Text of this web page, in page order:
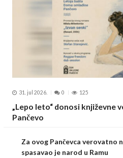
31. jul 2026. 0 125
„Lepo leto“ donosi književne
Pančevo
Za ovog Pančevca verovatno
spasavao je narod u Ramu